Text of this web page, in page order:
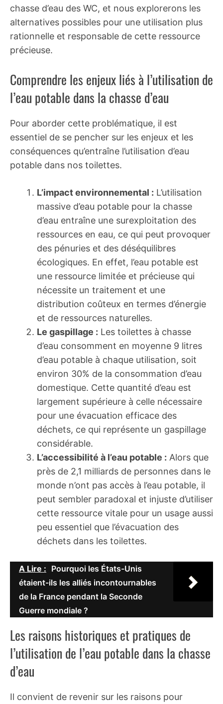
chasse d’eau des WC, et nous explorerons les
alternatives possibles pour une utilisation plus
rationnelle et responsable de cette ressource
précieuse.
Comprendre les enjeux liés à l’utilisation de
l’eau potable dans la chasse d’eau
Pour aborder cette problématique, il est
essentiel de se pencher sur les enjeux et les
conséquences qu’entraîne l’utilisation d’eau
potable dans nos toilettes.
L’impact environnemental : L’utilisation
massive d’eau potable pour la chasse
d’eau entraîne une surexploitation des
ressources en eau, ce qui peut provoquer
des pénuries et des déséquilibres
écologiques. En effet, l’eau potable est
une ressource limitée et précieuse qui
nécessite un traitement et une
distribution coûteux en termes d’énergie
et de ressources naturelles.
Le gaspillage : Les toilettes à chasse
d’eau consomment en moyenne 9 litres
d’eau potable à chaque utilisation, soit
environ 30% de la consommation d’eau
domestique. Cette quantité d’eau est
largement supérieure à celle nécessaire
pour une évacuation efficace des
déchets, ce qui représente un gaspillage
considérable.
L’accessibilité à l’eau potable : Alors que
près de 2,1 milliards de personnes dans le
monde n’ont pas accès à l’eau potable, il
peut sembler paradoxal et injuste d’utiliser
cette ressource vitale pour un usage aussi
peu essentiel que l’évacuation des
déchets dans les toilettes.
A Lire : Pourquoi les États-Unis
étaient-ils les alliés incontournables
de la France pendant la Seconde
Guerre mondiale ?
Les raisons historiques et pratiques de
l’utilisation de l’eau potable dans la chasse
d’eau
Il convient de revenir sur les raisons pour